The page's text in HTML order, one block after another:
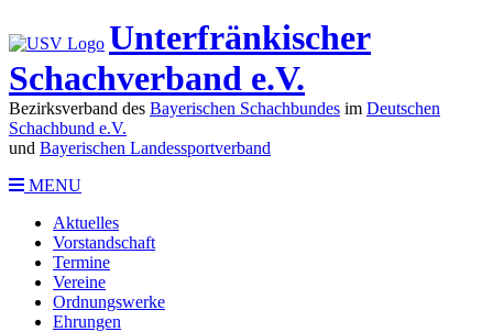
Unterfränkischer
Schachverband e.V.
Bezirksverband des Bayerischen Schachbundes im Deutschen
Schachbund e.V.
und Bayerischen Landessportverband
MENU
Aktuelles
Vorstandschaft
Termine
Vereine
Ordnungswerke
Ehrungen